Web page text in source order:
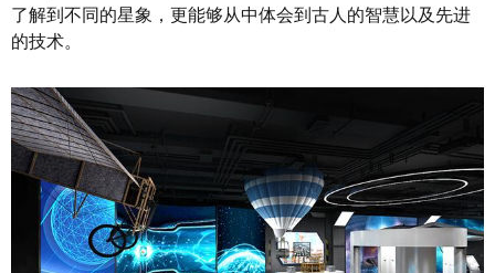
了解到不同的星象，更能够从中体会到古人的智慧以及先进
的技术。